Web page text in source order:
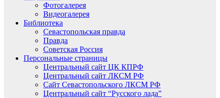
Фотогалерея
Видеогалерея
Библиотека
Севастопольская правда
Правда
Советская Россия
Персональные страницы
Центральный сайт ЦК КПРФ
Центральный сайт ЛКСМ РФ
Сайт Севастопольского ЛКСМ РФ
Центральный сайт “Русского лада”